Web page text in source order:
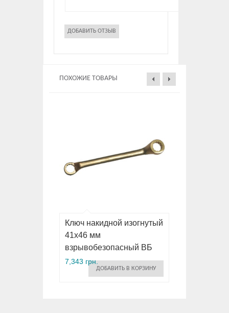
ПОХОЖИЕ ТОВАРЫ
Ключ накидной изогнутый
41х46 мм
взрывобезопасный ВБ
7,343 грн.
ДОБАВИТЬ В КОРЗИНУ